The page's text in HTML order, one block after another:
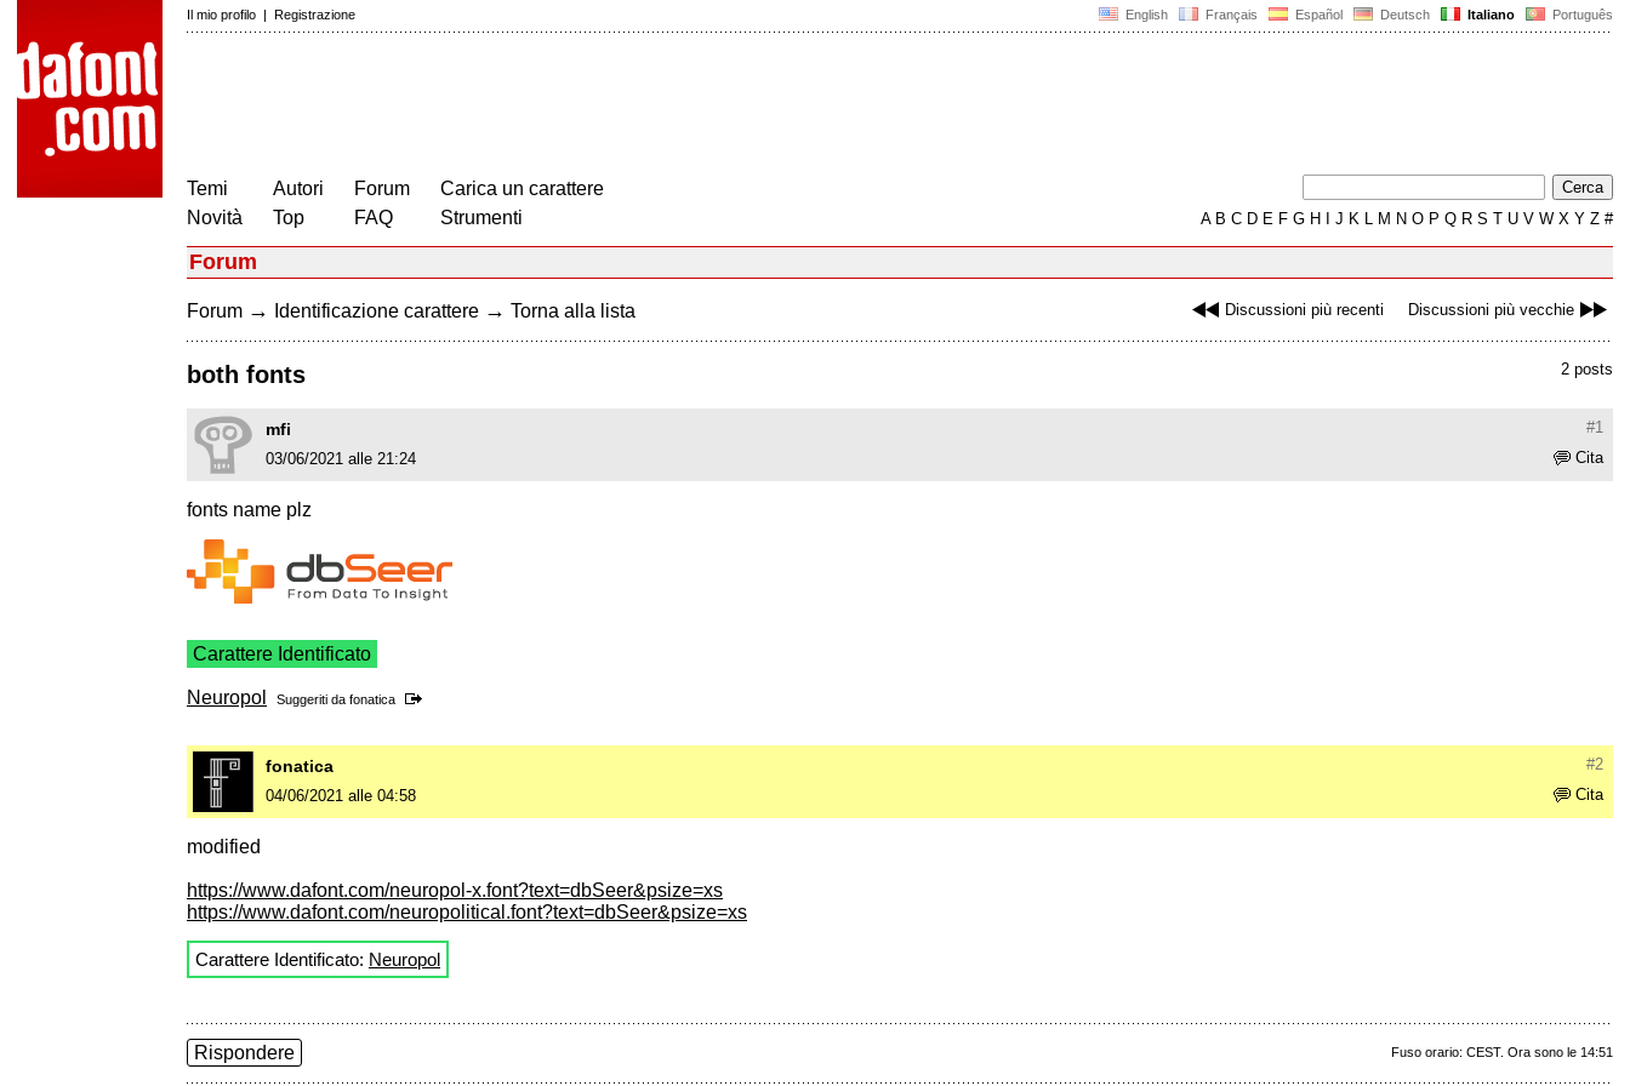
English Français Español Deutsch Italiano Português
Il mio profilo | Registrazione
Temi
Novità
Autori
Top
Forum
FAQ
Carica un carattere
Strumenti
AB C D E F G H J K L M N O P Q R S T U V W X Y Z #
Forum
Discussioni più recenti Discussioni più vecchie
Forum → Identificazione carattere → Torna alla lista
2 posts
both fonts
#1
mfi
Cita
03/06/2021 alle 21:24
fonts name plz
Carattere Identificato
Neuropol Suggeriti da fonatica
#2
fonatica
Cita
04/06/2021 alle 04:58
modified
https://www.dafont.com/neuropol-x.font?text=dbSeer&psize=xs
https://www.dafont.com/neuropolitical.font?text=dbSeer&psize=xs
Carattere Identificato: Neuropol
Fuso orario: CEST. Ora sono le 14:51
Rispondere